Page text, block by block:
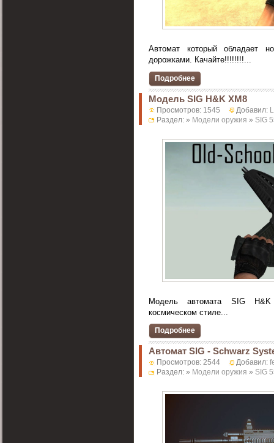
Автомат который обладает
дорожками. Качайте!!!!!!!!...
Подробнее
Модель SIG H&K XM8
Просмотров: 1545 Добавил:
Раздел: » Модели оружия » SIG
Модель автомата SIG
космическом стиле...
Подробнее
Автомат SIG - Schwarz
Просмотров: 2544 Добавил:
Раздел: » Модели оружия » SIG